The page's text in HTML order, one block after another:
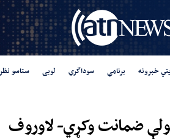
خبرونه برنامې سوداگري لوبی ستاسو نظر
ضمانت وکړي- لاوروف